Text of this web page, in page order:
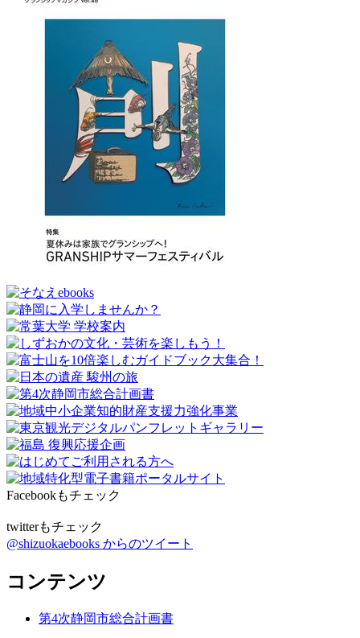
Facebookもチェック
twitterもチェック
@shizuokaebooks からのツイート
コンテンツ
第4次静岡市総合計画書